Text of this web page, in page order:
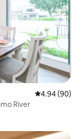
レビュー90件
4.94 (90)
River